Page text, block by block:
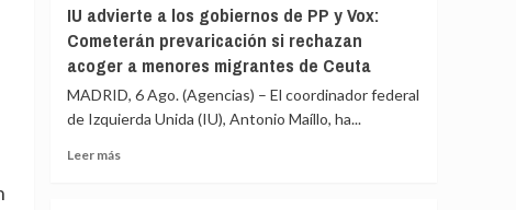
y
«blindar»
frontera
con
más
europeos
Asociación
de
Vecinos
Príncipe
cifra
IU advierte a los gobiernos de PP y Vox:
Cometerán prevaricación si rechazan
acoger a menores migrantes de Ceuta
MADRID, 6 Ago. (Agencias) – El coordinador federal
de Izquierda Unida (IU), Antonio Maíllo, ha...
Leer másLeer